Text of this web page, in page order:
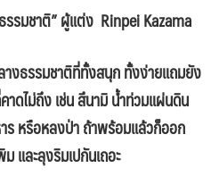
รรมชาติ” ผู้แต่ง Rinpei Kazama
างธรรมชาติที่ทั้งสนุก ทั้งง่ายแถมยัง
าดไม่ถึง เช่น สึนามิ น้ำท่วมแผ่นดิน
ร หรือหลงป่า ถ้าพร้อมแล้วก็ออก
และลุงริมเปกันเถอะ